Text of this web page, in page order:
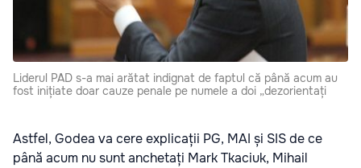
Liderul PAD s-a mai arătat indignat de faptul că până acum au
fost inițiate doar cauze penale pe numele a doi „dezorientați
Astfel, Godea va cere explicații PG, MAI și SIS de ce
până acum nu sunt anchetați Mark Tkaciuk, Mihail